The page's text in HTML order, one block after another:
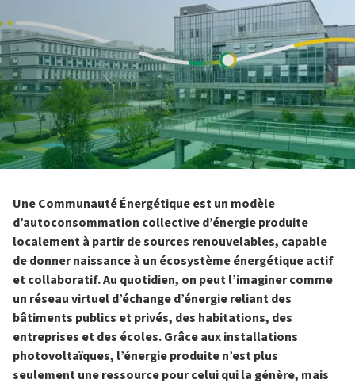
Une Communauté Énergétique est un modèle
d’autoconsommation collective d’énergie produite
localement à partir de sources renouvelables, capable
de donner naissance à un écosystème énergétique actif
et collaboratif. Au quotidien, on peut l’imaginer comme
un réseau virtuel d’échange d’énergie reliant des
bâtiments publics et privés, des habitations, des
entreprises et des écoles. Grâce aux installations
photovoltaïques, l’énergie produite n’est plus
seulement une ressource pour celui qui la génère, mais